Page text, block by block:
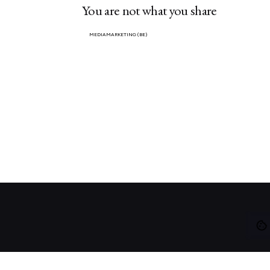
You are not what you share
MEDIAMARKETING (BE)